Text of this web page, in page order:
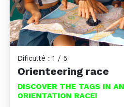
Dificulté : 1 / 5
Orienteering race
DISCOVER THE TAGS IN
ORIENTATION RACE!